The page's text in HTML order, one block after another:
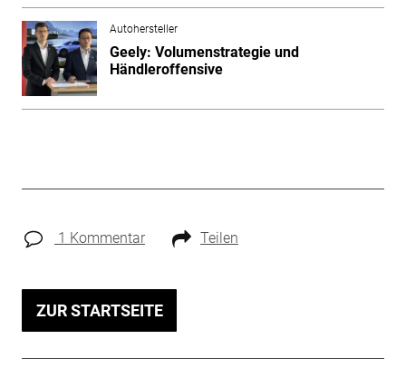
Autohersteller
Geely: Volumenstrategie und
Händleroffensive
1 Kommentar Teilen
ZUR STARTSEITE